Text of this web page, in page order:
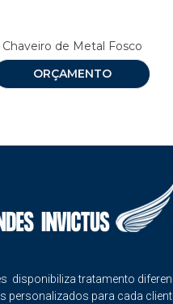
Chaveiro de Metal Fosco
ORÇAMENTO
disponibiliza tratamento
personalizados para cada